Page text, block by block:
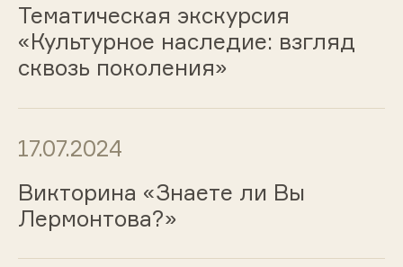
Тематическая экскурсия
«Культурное наследие: взгляд
сквозь поколения»
17.07.2024
Викторина «Знаете ли Вы
Лермонтова?»